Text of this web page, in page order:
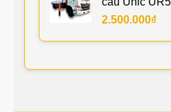
2.500.000₫